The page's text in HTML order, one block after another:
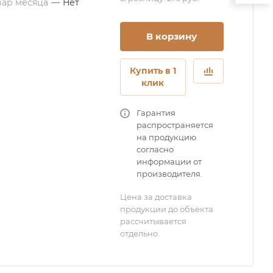
месяца — Нет
В корзину
Купить в 1
клик
Гарантия
распространяется
на продукцию
согласно
информации от
производителя.
Цена за доставка
продукции до объекта
рассчитывается
отдельно.